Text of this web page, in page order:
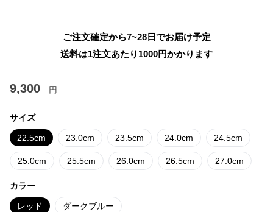
ご注文確定から7~28日でお届け予定
送料は1注文あたり 1000円かかります
9,300 円
サイズ
22.5cm 23.0cm 23.5cm 24.0cm 24.5cm
25.0cm 25.5cm 26.0cm 26.5cm 27.0cm
カラー
レッド ダークブルー